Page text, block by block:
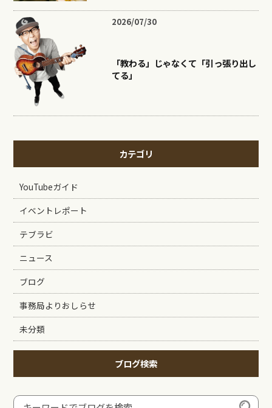
2026/07/30
「教わる」じゃなくて「引っ張り出し
てる」
カテゴリ
YouTubeガイド
イベントレポート
テブラビ
ニュース
ブログ
事務局よりおしらせ
未分類
ブログ検索